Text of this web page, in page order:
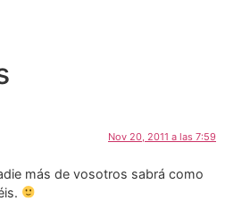
Nov 20, 2011 a las 7:59
más de vosotros sabrá como